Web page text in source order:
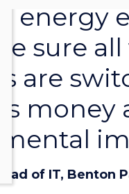
energy
sure
are
money
of IT, Benton